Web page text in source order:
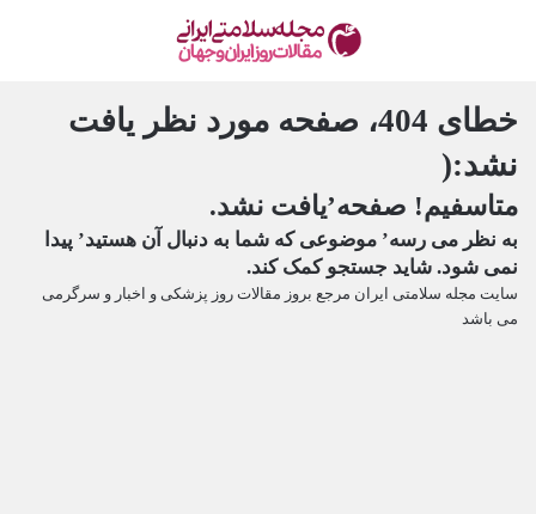
خطای 404، صفحه مورد نظر یافت
نشد:(
متاسفیم! صفحه’یافت نشد.
به نظر می رسه’ موضوعی که شما به دنبال آن هستید’ پیدا
نمی شود. شاید جستجو کمک کند.
سایت مجله سلامتی ایران مرجع بروز مقالات روز پزشکی و اخبار و سرگرمی
می باشد